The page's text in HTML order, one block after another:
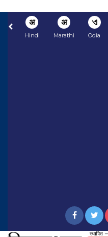
अ
Hindi
अ
Marathi
ଏ
Odia